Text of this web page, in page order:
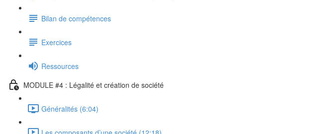
Bilan de compétences
Exercices
Ressources
MODULE #4 : Légalité et création de société
Généralités (6:04)